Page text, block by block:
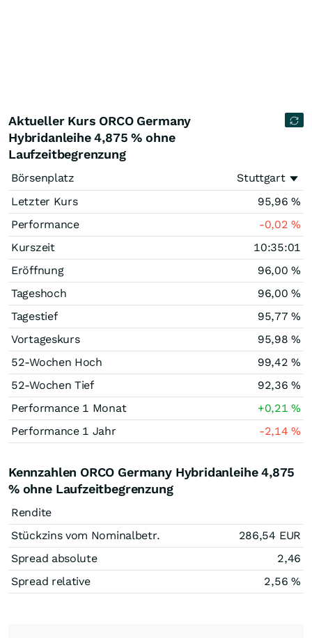
Aktueller Kurs ORCO Germany
Hybridanleihe 4,875 % ohne
Laufzeitbegrenzung
Börsenplatz
Stuttgart
Letzter Kurs
95,96 %
Performance
-0,02%
Kurszeit
10:35:01
Eröffnung
96,00 %
Tageshoch
96,00 %
Tagestief
95,77 %
Vortageskurs
95,98%
52-Wochen Hoch
99,42%
52-Wochen Tief
92,36%
Performance 1 Monat
+0,21%
Performance 1 Jahr
-2,14%
Kennzahlen ORCO Germany Hybridanleihe 4,875
% ohne Laufzeitbegrenzung
Rendite
Stückzins vom Nominalbetr.
286,54 EUR
Spread absolute
2,46
Spread relative
2,56 %